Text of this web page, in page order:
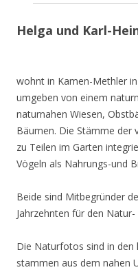
Helga und Karl-
wohnt in Kamen-Methler
umgeben von einem
naturnahen Wiesen,
Bäumen. Die Stämme der
zu Teilen im Garten
Vögeln als Nahrungs-und
Beide sind Mitbegründer
Jahrzehnten für den
Die Naturfotos sind in den
stammen aus dem nahen